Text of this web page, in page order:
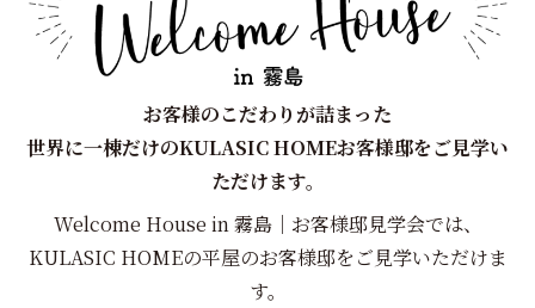
お客様のこだわりが詰まった
世界に一棟だけのKULASIC HOMEお客様邸をご見学い
ただけます。
Welcome House in 霧島｜お客様邸見学会では、
KULASIC HOMEの平屋のお客様邸をご見学いただけま
す。